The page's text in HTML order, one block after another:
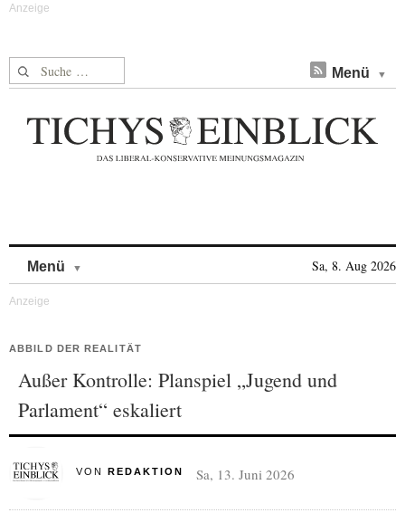
Suche nach: Menü
Menü Sa, 8. Aug 2026
ABBILD DER REALITÄT
Außer Kontrolle: Planspiel „Jugend und
Parlament“ eskaliert
VON REDAKTION Sa, 13. Juni 2026